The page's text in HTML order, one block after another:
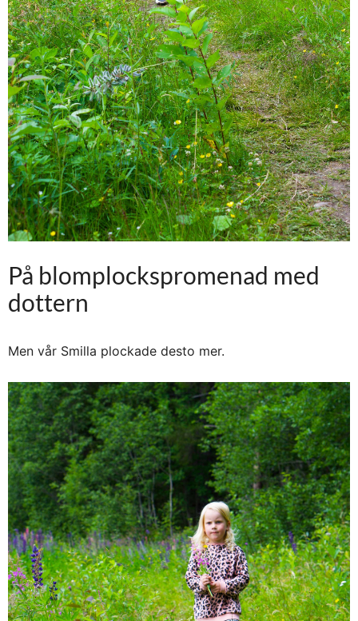
På blomplockspromenad med
dottern
Men vår Smilla plockade desto mer.